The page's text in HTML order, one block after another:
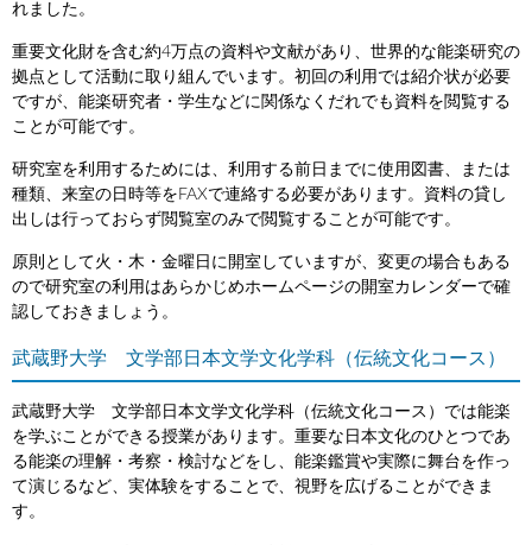
れました。
重要文化財を含む約4万点の資料や文献があり、世界的な能楽研究の
拠点として活動に取り組んでいます。初回の利用では紹介状が必要
ですが、能楽研究者・学生などに関係なくだれでも資料を閲覧する
ことが可能です。
研究室を利用するためには、利用する前日までに使用図書、または
種類、来室の日時等をFAXで連絡する必要があります。資料の貸し
出しは行っておらず閲覧室のみで閲覧することが可能です。
原則として火・木・金曜日に開室していますが、変更の場合もある
ので研究室の利用はあらかじめホームページの開室カレンダーで確
認しておきましょう。
武蔵野大学 文学部日本文学文化学科（伝統文化コース）
武蔵野大学 文学部日本文学文化学科（伝統文化コース）では能楽
を学ぶことができる授業があります。重要な日本文化のひとつであ
る能楽の理解・考察・検討などをし、能楽鑑賞や実際に舞台を作っ
て演じるなど、実体験をすることで、視野を広げることができま
す。